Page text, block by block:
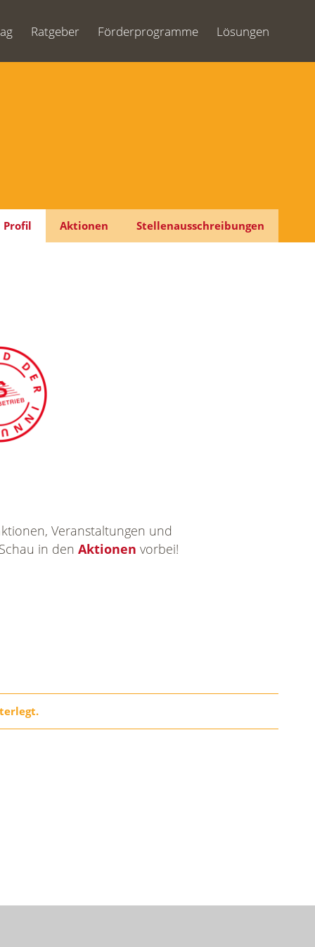
Ratgeber Förderprogramme Lösungen
Profil Aktionen Stellenausschreibungen
Veranstaltungen und
in den Aktionen vorbei!